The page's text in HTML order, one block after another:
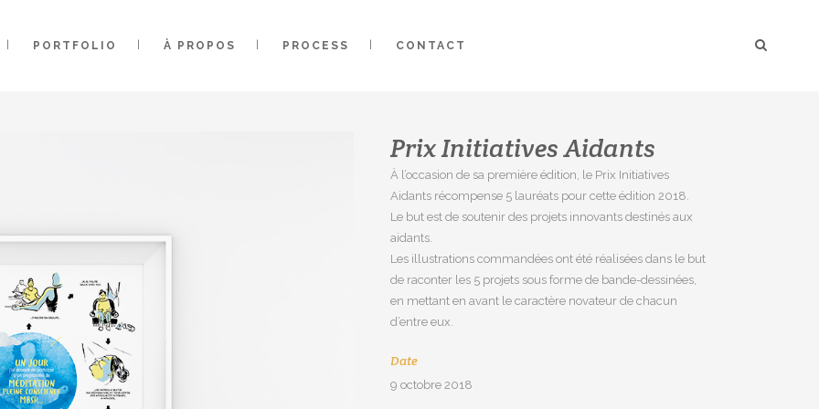
PORTFOLIO À PROPOS PROCESS CONTACT
Prix Initiatives Aidants
À l’occasion de sa première édition, le Prix Initiatives
Aidants récompense 5 lauréats pour cette édition 2018.
Le but est de soutenir des projets innovants destinés aux
aidants.
Les illustrations commandées ont été réalisées dans le but
de raconter les 5 projets sous forme de bande-dessinées,
en mettant en avant le caractère novateur de chacun
d’entre eux.
Date
9 octobre 2018